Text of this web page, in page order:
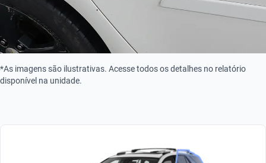
*As imagens são ilustrativas. Acesse todos os detalhes no relatório
disponível na unidade.